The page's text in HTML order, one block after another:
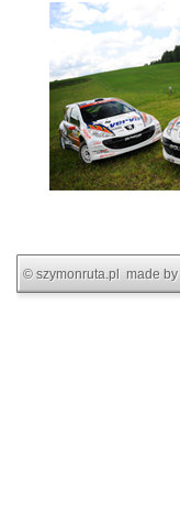
© szymonruta.pl made by